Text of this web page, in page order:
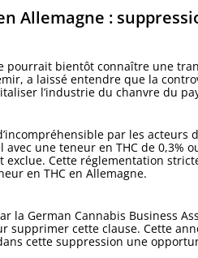
Allemagne :
pourrait bientôt connaître une
a laissé entendre que la
l’industrie du chanvre du
par les
une teneur en THC de 0,3%
exclue. Cette réglementation
en THC en Allemagne.
la German Cannabis Business
supprimer cette clause. Cette
cette suppression une